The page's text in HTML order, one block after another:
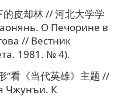
皮却林 // 河北大学学
О Печорине в
// Вестник
1981. № 4).
”看《当代英雄》主题 //
Чжунъи. К